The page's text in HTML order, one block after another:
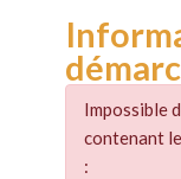
Impossible
contenant
: